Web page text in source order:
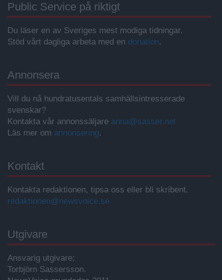
Public Service på riktigt
Du läser en av Sveriges mest modiga tidningar.
Stöd vårt dagliga arbeta med en donation.
Annonsera
Vill du nå hundratusentals samhällsintresserade
svenskar?
Kontakta vår annonssäljare anna@sasser.net
Läs mer om annonsering.
Kontakt
Kontakta redaktionen, tipsa oss eller bli skribent.
redaktionen@newsvoice.se
Utgivare
Ansvarig utgivare:
Torbjörn Sassersson.